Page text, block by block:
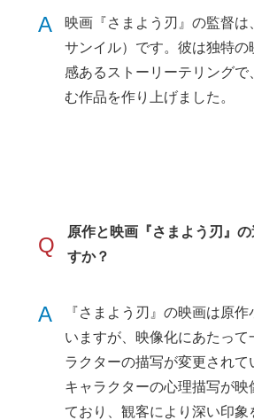
A
映画『さまよう刃』の監督は
サンイル）です。彼は独特の
感あるストーリーテリングで
む作品を作り上げました。
Q
原作と映画『さまよう刃』
すか？
A
『さまよう刃』の映画は原
いますが、映像化にあたって
ラクターの描写が変更されて
キャラクターの心理描写が映
ており、観客により深い印象